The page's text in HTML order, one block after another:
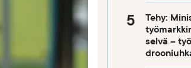
Tehy:
selvä –